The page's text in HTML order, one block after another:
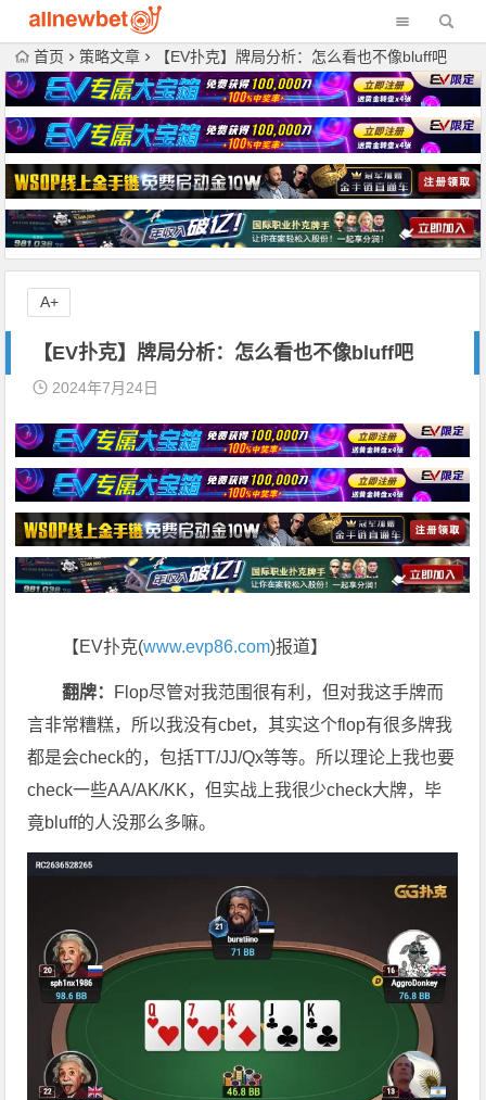
首页 策略文章 【EV扑克】牌局分析：怎么看也不像bluff吧
【EV扑克】牌局分析：怎么看也不像bluff吧
2024年7月24日
【EV扑克(www.evp86.com)报道】
翻牌： Flop尽管对我范围很有利，但对我这手牌而
言非常糟糕，所以我没有cbet，其实这个flop有很多牌我
都是会check的，包括TT/JJ/Qx等等。所以理论上我也要
check一些AA/AK/KK，但实战上我很少check大牌，毕
竟bluff的人没那么多嘛。
A+